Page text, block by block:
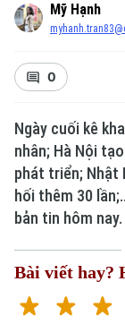
Mỹ Hạnh
0
Ngày cuối kê
nhân; Hà Nội
phát triển; Nhật
hối thêm 30
bản tin hôm nay.
Bài viết hay?